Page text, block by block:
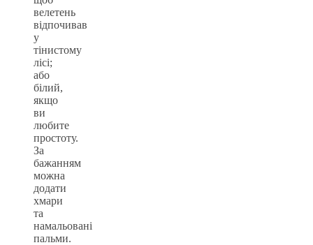
велетень
відпочивав
у
тінистому
лісі;
або
білий,
якщо
ви
любите
простоту.
За
бажанням
можна
додати
хмари
та
намальовані
пальми.